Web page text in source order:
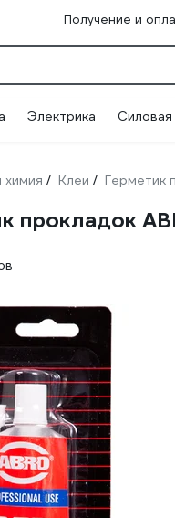
Получение и
Электрика Силовая
химия / Клеи / Герметик